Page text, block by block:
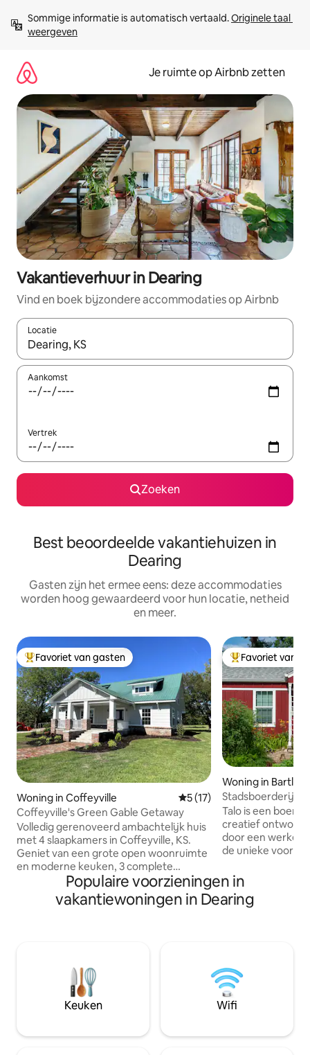
direct
naar
Sommige informatie is automatisch vertaald. Originele taal
weergeven
Je ruimte op Airbnb zetten
Vakantieverhuur in Dearing
Vind en boek bijzondere accommodaties op Airbnb
Locatie
Wanneer er suggesties beschikbaar zijn, maak je een keuze
Aankomst
Vertrek
Zoeken
Best beoordeelde vakantiehuizen in
Dearing
Gasten zijn het ermee eens: deze accommodaties
worden hoog gewaardeerd voor hun locatie, netheid
en meer.
Topfavoriet van gasten
Favoriet van gasten
Woning in Coffeyville Gemiddelde beoordeling
5 (17)
Coffeyville's Green Gable Getaway
Volledig gerenoveerd ambachtelijk huis
met 4 slaapkamers in Coffeyville, KS.
Geniet van een grote open woonruimte
en moderne keuken, 3 complete
badkamers, een mastersuite op de 1e
verdieping en wasserette met
wasmachine en droger. Centraal
naar een gezellig alternatief voor een
langer verblijf voor een hotel. Geschikt
voor maximaal 10 gasten comfortabel in
deze charmante, bijgewerkte woning (4
luchtbed).
Topfavoriet van
Favoriet van
Woning in
Stadsboerderij
Scandinavische
Talo is een
creatief
door een
de unieke
buitendouche
vuurplaats met
oplader van
enkele minuten
Bartlesville, de
Wright's Price
restaurantopties.
Populaire voorzieningen in
vakantiewoningen in Dearing
Keuken Wifi